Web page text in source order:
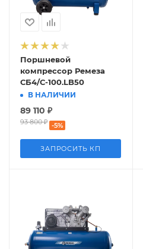
Поршневой
компрессор Ремеза
СБ4/С-100.LB50
В НАЛИЧИИ
89 110 ₽
93 800₽ -5%
ЗАПРОСИТЬ КП